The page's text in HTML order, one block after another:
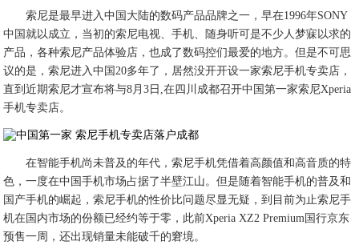
索尼是最早进入中国大陆的数码产品品牌之一，早在1996年SONY
中国就以成立，当初的索尼电视、手机、随身听可是不少人梦寐以求的
产品，各种索尼产品体验店，也成了数码控们最爱的地方。但是不可思
议的是，索尼进入中国20多年了，居然没开开设一家索尼手机专卖店，
直到近期索尼才宣布将与8月3日,在四川成都召开中国第一家索尼Xperia
手机专卖店。
在智能手机尚未普及的年代，索尼手机凭借着高颜值和高音质的特
色，一度在中国手机市场占据了半壁江山。但是随着智能手机的普及和
国产手机的崛起，索尼手机的性价比问题尽显无疑，到目前为止索尼手
机在国内市场的份额已经约等于零，此前Xperia XZ2 Premium国行京东
预售一周，还出现销量未能破千的窘境。